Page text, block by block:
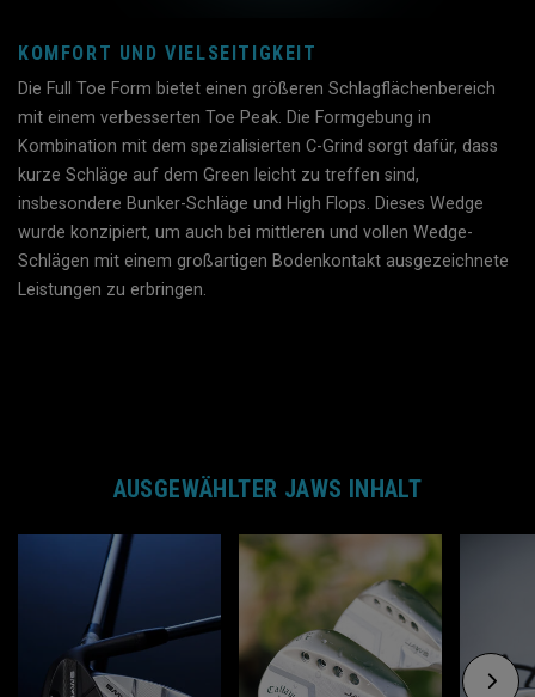
KOMFORT UND VIELSEITIGKEIT
Die Full Toe Form bietet einen größeren Schlagflächenbereich
mit einem verbesserten Toe Peak. Die Formgebung in
Kombination mit dem spezialisierten C-Grind sorgt dafür, dass
kurze Schläge auf dem Green leicht zu treffen sind,
insbesondere Bunker-Schläge und High Flops. Dieses Wedge
wurde konzipiert, um auch bei mittleren und vollen Wedge-
Schlägen mit einem großartigen Bodenkontakt ausgezeichnete
Leistungen zu erbringen.
AUSGEWÄHLTER JAWS INHALT